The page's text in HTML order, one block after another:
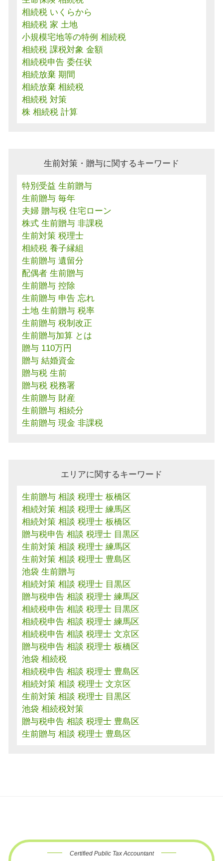
相続税 いくらから
相続税 家 土地
小規模宅地等の特例 相続税
相続税 課税対象 金額
相続税申告 委任状
相続放棄 期間
相続放棄 相続税
相続税 対策
株 相続税 計算
生前対策・贈与に関するキーワード
特別受益 生前贈与
生前贈与 毎年
夫婦 贈与税 住宅ローン
株式 生前贈与 非課税
生前対策 税理士
相続税 養子縁組
生前贈与 遺留分
配偶者 生前贈与
生前贈与 控除
生前贈与 申告 忘れ
土地 生前贈与 税率
生前贈与 税制改正
生前贈与加算 とは
贈与 110万円
贈与 結婚資金
贈与税 生前
贈与税 税務署
生前贈与 財産
生前贈与 相続分
生前贈与 現金 非課税
エリアに関するキーワード
生前贈与 相談 税理士 板橋区
相続対策 相談 税理士 練馬区
相続対策 相談 税理士 板橋区
贈与税申告 相談 税理士 目黒区
生前対策 相談 税理士 練馬区
生前対策 相談 税理士 豊島区
池袋 生前贈与
相続対策 相談 税理士 目黒区
贈与税申告 相談 税理士 練馬区
相続税申告 相談 税理士 目黒区
相続税申告 相談 税理士 練馬区
相続税申告 相談 税理士 文京区
贈与税申告 相談 税理士 板橋区
池袋 相続税
相続税申告 相談 税理士 豊島区
相続対策 相談 税理士 文京区
生前対策 相談 税理士 目黒区
池袋 相続税対策
贈与税申告 相談 税理士 豊島区
生前贈与 相談 税理士 豊島区
Certified Public Tax Accountant